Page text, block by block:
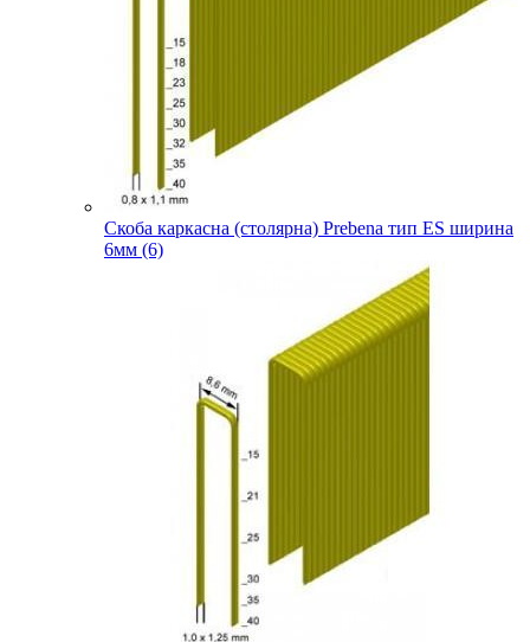
Скоба каркасна (столярна) Prebena тип ES ширина
6мм (6)